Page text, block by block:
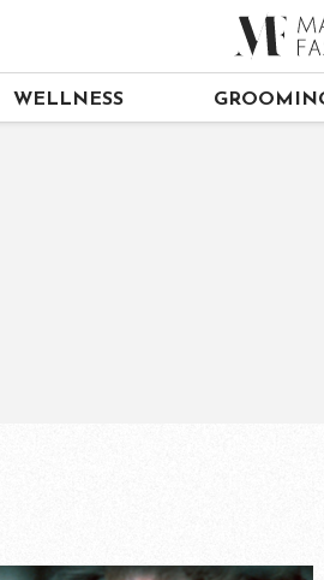
WELLNESS